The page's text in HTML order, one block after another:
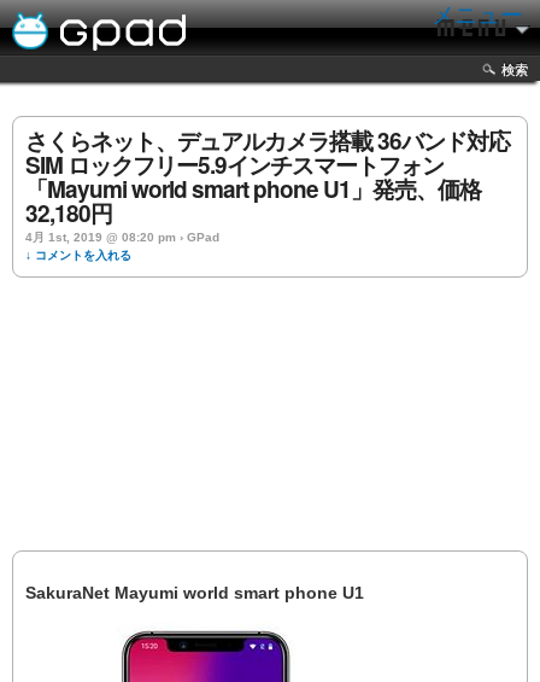
メニュー
検索
さくらネット、デュアルカメラ搭載 36バンド対応
SIM ロックフリー5.9インチスマートフォン
「Mayumi world smart phone U1」発売、価格
32,180円
4月 1st, 2019 @ 08:20 pm › GPad
↓ コメントを入れる
SakuraNet Mayumi world smart phone U1